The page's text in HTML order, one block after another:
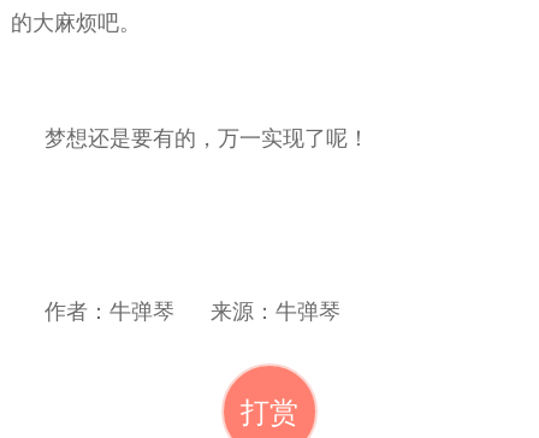
的大麻烦吧。
梦想还是要有的，万一实现了呢！
作者：牛弹琴 来源：牛弹琴
打赏